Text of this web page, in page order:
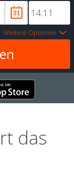
Weitere Optionen
das